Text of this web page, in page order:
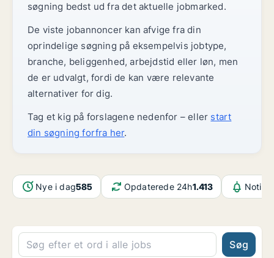
søgning bedst ud fra det aktuelle jobmarked.
De viste jobannoncer kan afvige fra din
oprindelige søgning på eksempelvis jobtype,
branche, beliggenhed, arbejdstid eller løn, men
de er udvalgt, fordi de kan være relevante
alternativer for dig.
Tag et kig på forslagene nedenfor – eller start
din søgning forfra her.
Nye i dag585 Opdaterede 24h1.413
Søg